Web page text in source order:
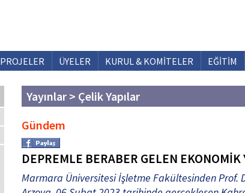
PROJELER ÜYELER KURUL & KOMİTELER EĞİTİM
Yayınlar > Çelik Yapılar
Gündem
DEPREMLE BERABER GELEN EKONOMİK
Marmara Üniversitesi İşletme Fakültesinden Prof.